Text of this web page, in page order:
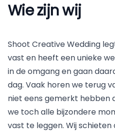
Wie zijn wij
Shoot Creative Wedding
vast en heeft een unieke
in de omgang en gaan
dag. Vaak horen we terug
niet eens gemerkt hebben
we toch alle bijzondere
vast te leggen. Wij